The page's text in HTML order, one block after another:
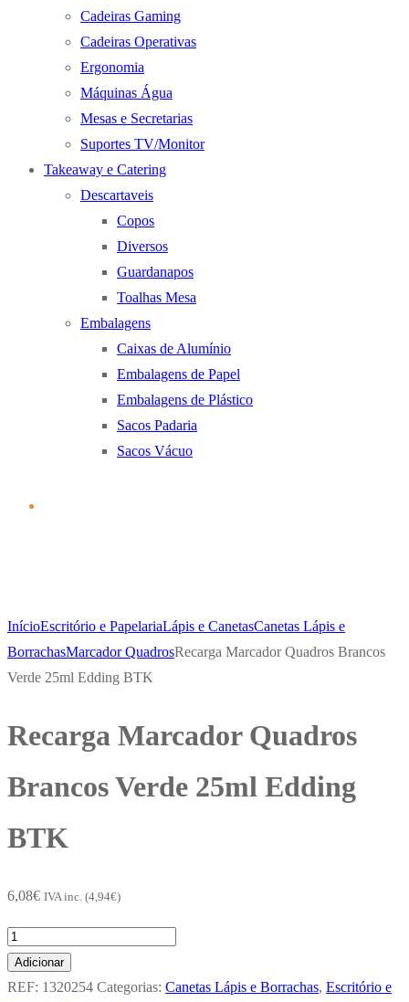
Cadeiras Gaming
Cadeiras Operativas
Ergonomia
Máquinas Água
Mesas e Secretarias
Suportes TV/Monitor
Takeaway e Catering
Descartaveis
Copos
Diversos
Guardanapos
Toalhas Mesa
Embalagens
Caixas de Alumínio
Embalagens de Papel
Embalagens de Plástico
Sacos Padaria
Sacos Vácuo
InícioEscritório e PapelariaLápis e CanetasCanetas Lápis e
BorrachasMarcador QuadrosRecarga Marcador Quadros Brancos
Verde 25ml Edding BTK
Recarga Marcador Quadros
Brancos Verde 25ml Edding
BTK
6,08€ IVA inc. (4,94€)
Quantidade
de
Recarga
Adicionar
REF: 1320254 Categorias: Canetas Lápis e Borrachas, Escritório e